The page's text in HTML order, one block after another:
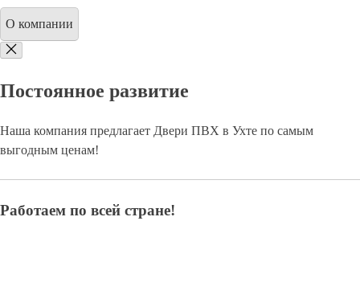
О компании
Постоянное развитие
Наша компания предлагает Двери ПВХ в Ухте по самым
выгодным ценам!
Работаем по всей стране!